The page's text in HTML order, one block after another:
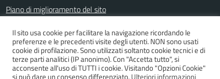
Piano di miglioramento del sito
SEGUICI SU
Facebook
Il sito usa cookie per facilitare la navigazione ricordando le
preferenze e le precedenti visite degli utenti. NON sono usati
cookie di profilazione. Sono utilizzati soltanto cookie tecnici e di
terze parti analitici (IP anonimo). Con "Accetta tutto", si
acconsente all'uso di TUTTI i cookie. Visitando "Opzioni Cookie"